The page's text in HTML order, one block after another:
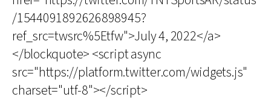
/1544091892626898945?
ref_src=twsrc%5Etfw">July 4, 2022</a>
</blockquote> <script async
src="https://platform.twitter.com/widgets.js"
charset="utf-8"></script>